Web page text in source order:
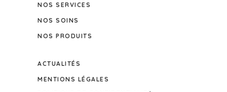
NOS SERVICES
NOS SOINS
NOS PRODUITS
ACTUALITÉS
MENTIONS LÉGALES